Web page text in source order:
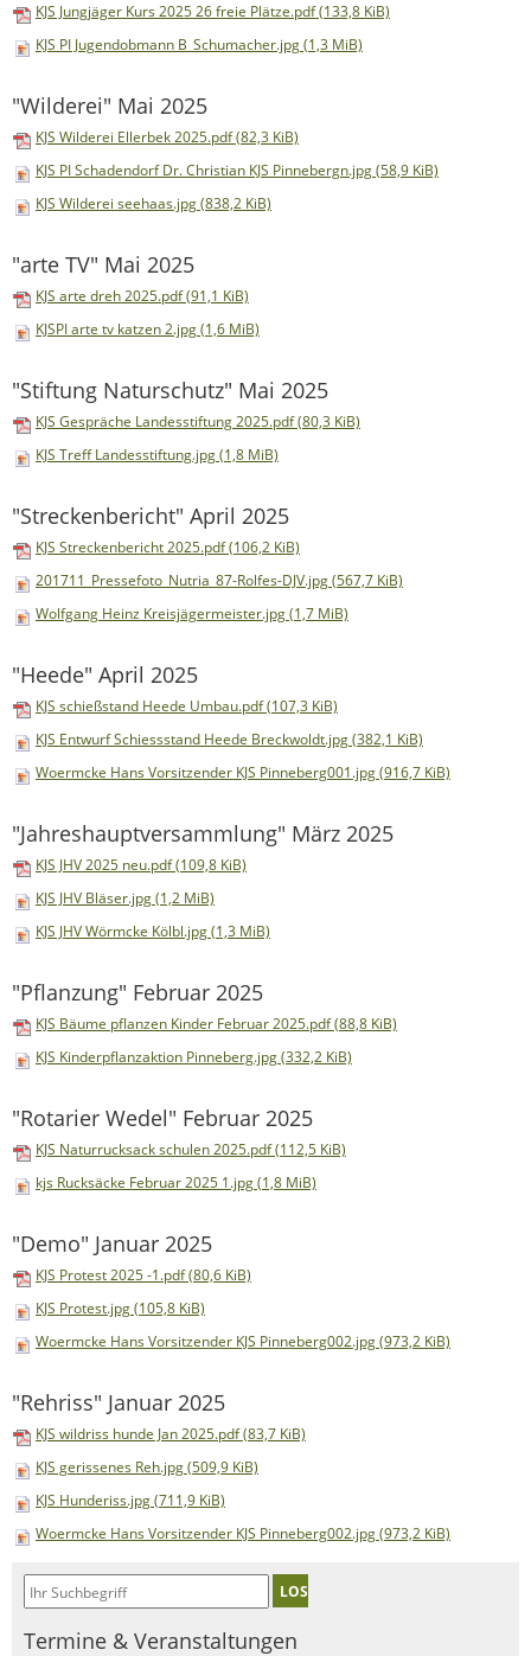
KJS Jungjäger Kurs 2025 26 freie Plätze.pdf(133,8 KiB)
KJS PI Jugendobmann B_Schumacher.jpg(1,3 MiB)
"Wilderei" Mai 2025
KJS Wilderei Ellerbek 2025.pdf(82,3 KiB)
KJS PI Schadendorf Dr. Christian KJS Pinnebergn.jpg(58,9 KiB)
KJS Wilderei seehaas.jpg(838,2 KiB)
"arte TV" Mai 2025
KJS arte dreh 2025.pdf(91,1 KiB)
KJSPI arte tv katzen 2.jpg(1,6 MiB)
"Stiftung Naturschutz" Mai 2025
KJS Gespräche Landesstiftung 2025.pdf(80,3 KiB)
KJS Treff Landesstiftung.jpg(1,8 MiB)
"Streckenbericht" April 2025
KJS Streckenbericht 2025.pdf(106,2 KiB)
201711_Pressefoto_Nutria_87-Rolfes-DJV.jpg(567,7 KiB)
Wolfgang Heinz Kreisjägermeister.jpg(1,7 MiB)
"Heede" April 2025
KJS schießstand Heede Umbau.pdf(107,3 KiB)
KJS Entwurf Schiessstand Heede Breckwoldt.jpg(382,1 KiB)
Woermcke Hans Vorsitzender KJS Pinneberg001.jpg(916,7 KiB)
"Jahreshauptversammlung" März 2025
KJS JHV 2025 neu.pdf(109,8 KiB)
KJS JHV Bläser.jpg(1,2 MiB)
KJS JHV Wörmcke Kölbl.jpg(1,3 MiB)
"Pflanzung" Februar 2025
KJS Bäume pflanzen Kinder Februar 2025.pdf(88,8 KiB)
KJS Kinderpflanzaktion Pinneberg.jpg(332,2 KiB)
"Rotarier Wedel" Februar 2025
KJS Naturrucksack schulen 2025.pdf(112,5 KiB)
kjs Rucksäcke Februar 2025 1.jpg(1,8 MiB)
"Demo" Januar 2025
KJS Protest 2025 -1.pdf(80,6 KiB)
KJS Protest.jpg(105,8 KiB)
Woermcke Hans Vorsitzender KJS Pinneberg002.jpg(973,2 KiB)
"Rehriss" Januar 2025
KJS wildriss hunde Jan 2025.pdf(83,7 KiB)
KJS gerissenes Reh.jpg(509,9 KiB)
KJS Hunderiss.jpg(711,9 KiB)
Woermcke Hans Vorsitzender KJS Pinneberg002.jpg(973,2 KiB)
LOS
Termine & Veranstaltungen